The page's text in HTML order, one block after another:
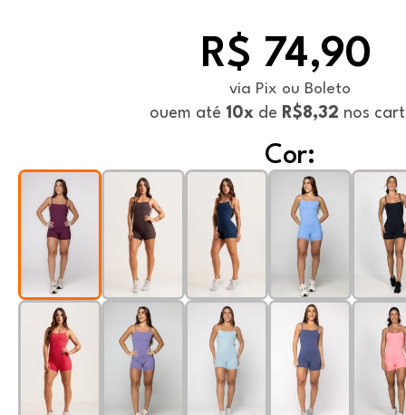
R$ 74,90
via Pix ou Boleto
ouem até 10xde R$8,32 nos
Cor: